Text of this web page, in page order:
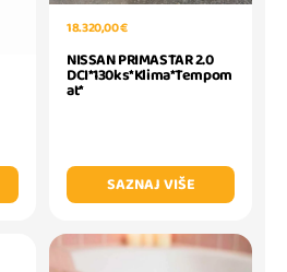
18.320,00 €
NISSAN PRIMASTAR 2.0
DCI*130ks*Klima*Tempom
at*
SAZNAJ VIŠE